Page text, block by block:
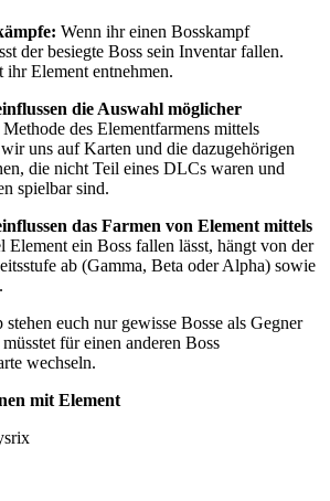
Wenn ihr einen Bosskampf
der besiegte Boss sein Inventar fallen.
Element entnehmen.
die Auswahl möglicher
des Elementfarmens mittels
uns auf Karten und die dazugehörigen
die nicht Teil eines DLCs waren und
spielbar sind.
das Farmen von Element mittels
Element ein Boss fallen lässt, hängt von der
ab (Gamma, Beta oder Alpha) sowie
stehen euch nur gewisse Bosse als Gegner
für einen anderen Boss
wechseln.
mit Element